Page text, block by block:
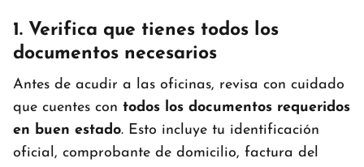
1. Verifica que tienes todos los
documentos necesarios
Antes de acudir a las oficinas, revisa con cuidado
que cuentes con todos los documentos requeridos
en buen estado. Esto incluye tu identificación
oficial, comprobante de domicilio, factura del